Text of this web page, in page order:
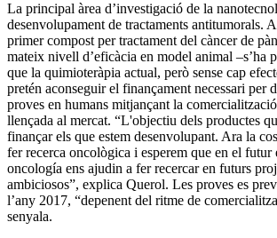
La principal àrea d’investigació de la
desenvolupament de tractaments antitumorals.
primer compost per tractament del càncer de
mateix nivell d’eficàcia en model animal –s’ha
que la quimioteràpia actual, però sense cap
pretén aconseguir el finançament necessari per
proves en humans mitjançant la
llençada al mercat. “L'objectiu dels productes
finançar els que estem desenvolupant. Ara la
fer recerca oncològica i esperem que en el futur
oncología ens ajudin a fer recercar en futurs
ambiciosos”, explica Querol. Les proves es
l’any 2017, “depenent del ritme de
senyala.